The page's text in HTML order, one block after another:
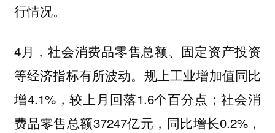
行情况。
4月，社会消费品零售总额、固定资产投资
等经济指标有所波动。规上工业增加值同比
增4.1%，较上月回落1.6个百分点；社会消
费品零售总额37247亿元，同比增长0.2%，